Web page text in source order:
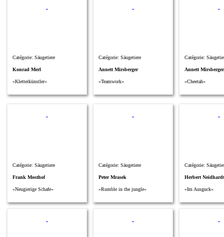
Catégorie: Säugetiere
Konrad Merl
»Kletterkünstler«
Catégorie: Säugetiere
Annett Mirsberger
»Teamwork«
Catégorie:
Annett Mirsberger
»Cheetah«
Catégorie: Säugetiere
Frank Mosthof
»Neugierige Schafe«
Catégorie: Säugetiere
Peter Mrasek
»Rumble in the jungle«
Catégorie:
Herbert Neidhardt
»Im Ausguck«